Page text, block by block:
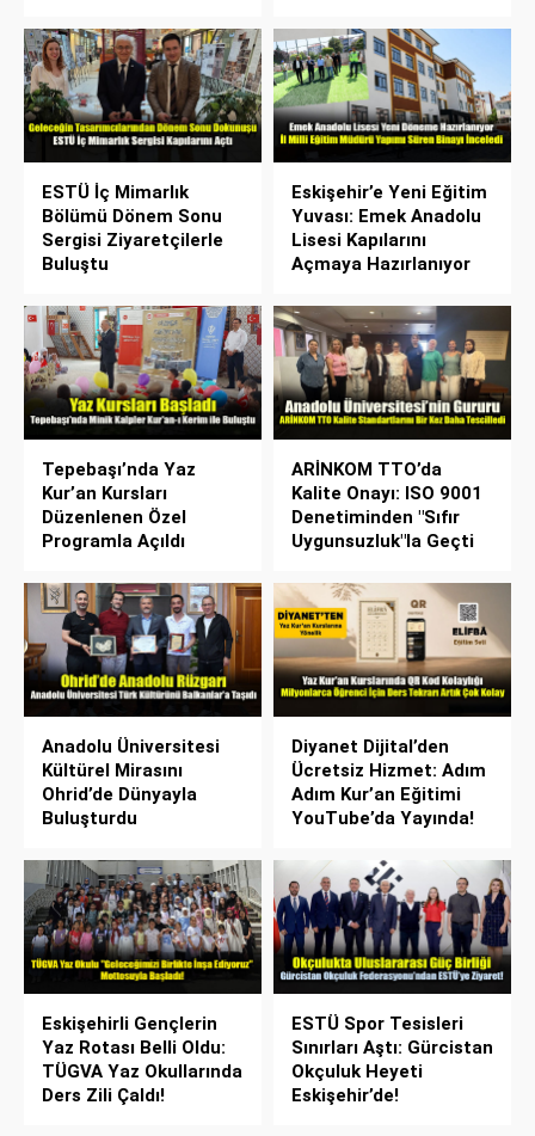
ESTÜ İç Mimarlık
Bölümü Dönem Sonu
Sergisi Ziyaretçilerle
Buluştu
Eskişehir’e Yeni Eğitim
Yuvası: Emek Anadolu
Lisesi Kapılarını
Açmaya Hazırlanıyor
Tepebaşı’nda Yaz
Kur’an Kursları
Düzenlenen Özel
Programla Açıldı
ARİNKOM TTO’da
Kalite Onayı: ISO 9001
Denetiminden "Sıfır
Uygunsuzluk"la Geçti
Anadolu Üniversitesi
Kültürel Mirasını
Ohrid’de Dünyayla
Buluşturdu
Diyanet Dijital’den
Ücretsiz Hizmet: Adım
Adım Kur’an Eğitimi
YouTube’da Yayında!
Eskişehirli Gençlerin
Yaz Rotası Belli Oldu:
TÜGVA Yaz Okullarında
Ders Zili Çaldı!
ESTÜ Spor Tesisleri
Sınırları Aştı: Gürcistan
Okçuluk Heyeti
Eskişehir’de!